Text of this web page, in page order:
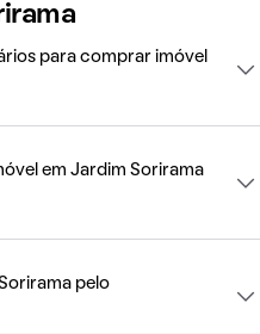
para comprar imóvel
em Jardim Sorirama
pelo